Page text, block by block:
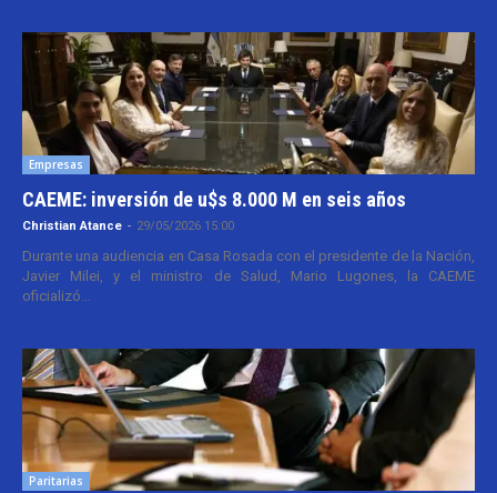
Empresas
CAEME: inversión de u$s 8.000 M en seis años
Christian Atance - 29/05/2026 15:00
Durante una audiencia en Casa Rosada con el presidente de la Nación,
Javier Milei, y el ministro de Salud, Mario Lugones, la CAEME
oficializó...
Paritarias